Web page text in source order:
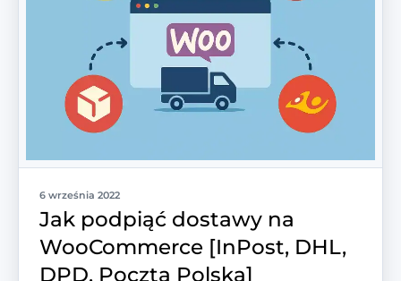
6 września 2022
Jak podpiąć dostawy na
WooCommerce [InPost, DHL,
DPD, Poczta Polska]